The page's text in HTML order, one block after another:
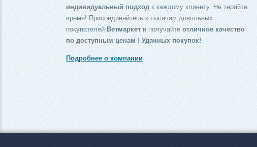
индивидуальный подход к каждому клиенту. Не теряйте
время! Присоединяйтесь к тысячам довольных
покупателей Ветмаркет и получайте отличное качество
по доступным ценам ! Удачных покупок!
Подробнее о компании